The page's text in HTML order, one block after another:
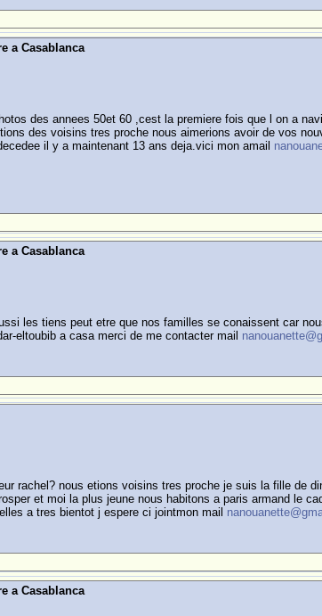
a Casablanca
des annees 50et 60 ,cest la premiere fois que l on a
des voisins tres proche nous aimerions avoir de vos
il y a maintenant 13 ans deja.vici mon amail
a Casablanca
les tiens peut etre que nos familles se conaissent car
eltoubib a casa merci de me contacter mail
rachel? nous etions voisins tres proche je suis la fille de
et moi la plus jeune nous habitons a paris armand le
a tres bientot j espere ci jointmon mail
a Casablanca